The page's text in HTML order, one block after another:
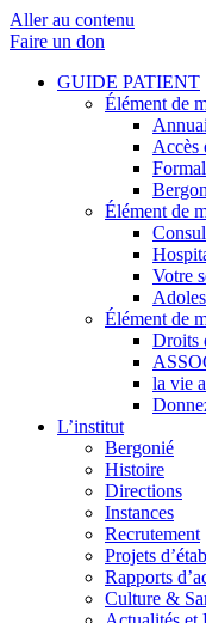
Aller au contenu
Faire un don
GUIDE PATIENT
Élément de
Accès
Élément de
Votre
Élément de
Droits
la vie
L’institut
Bergonié
Histoire
Directions
Instances
Recrutement
Projets
Rapports
Culture &